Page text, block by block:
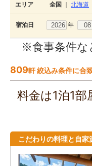
エリア 全国 北海道
宿泊日 年
※食事条件な
809軒 絞込み条件に合
料金は1泊1
こだわりの料理と自